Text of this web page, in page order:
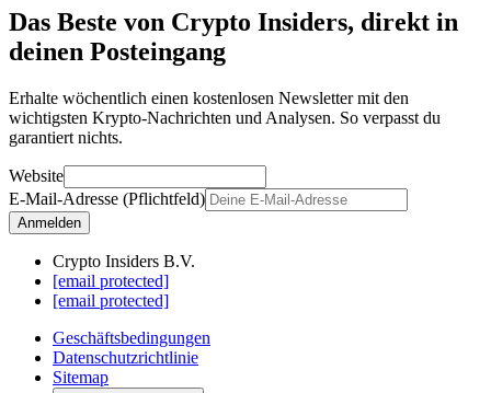
Das Beste von Crypto Insiders, direkt in
deinen Posteingang
Erhalte wöchentlich einen kostenlosen Newsletter mit den
wichtigsten Krypto-Nachrichten und Analysen. So verpasst du
garantiert nichts.
Website
E-Mail-Adresse (Pflichtfeld)
Anmelden
Crypto Insiders B.V.
[email protected]
[email protected]
Geschäftsbedingungen
Datenschutzrichtlinie
Sitemap